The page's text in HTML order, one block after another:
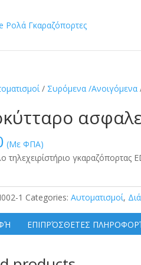
/ Συρόμενα /Ανοιγόμενα
(Με ΦΠΑ)
τηλεχειρίστήριο γκαραζόπορτας
1 Categories:Αυτοματισμοί,
ΕΠΙΠΡΌΣΘΕΤΕΣ